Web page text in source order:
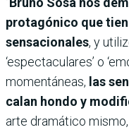
protagónico que
sensacionales, y
‘espectaculares’ o
momentáneas, las
calan hondo y
arte dramático